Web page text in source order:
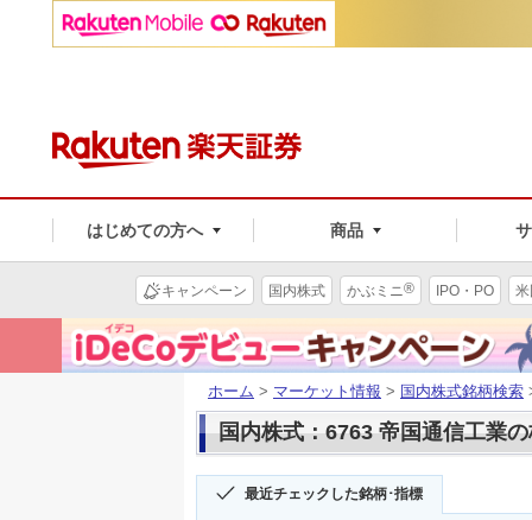
はじめての方へ 商品
キャンペーン 国内株式 かぶミニ® IPO・PO
ホーム > マーケット情報 > 国内株式銘柄検索
国内株式：6763 帝国通信工業
最近チェックした銘柄･指標